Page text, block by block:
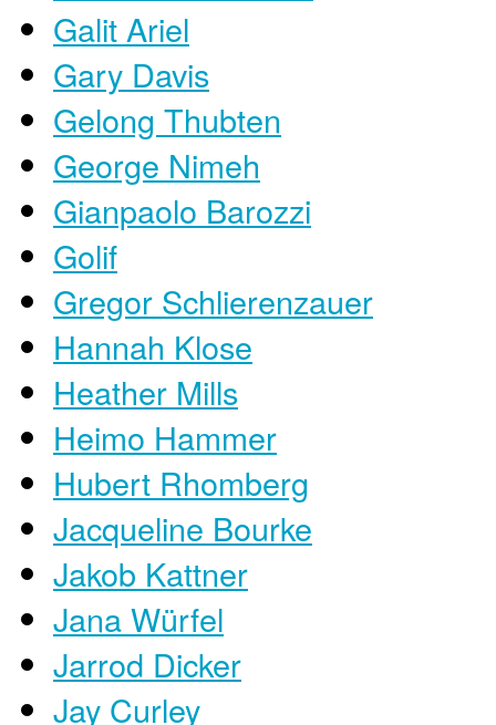
Galit Ariel
Gary Davis
Gelong Thubten
George Nimeh
Gianpaolo Barozzi
Golif
Gregor Schlierenzauer
Hannah Klose
Heather Mills
Heimo Hammer
Hubert Rhomberg
Jacqueline Bourke
Jakob Kattner
Jana Würfel
Jarrod Dicker
Jay Curley